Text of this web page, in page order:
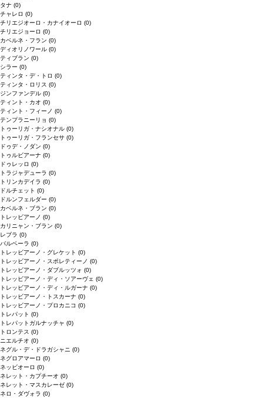
タナ (0)
チャレロ (0)
チリエジオーロ・カナイオーロ (0)
チリエジョーロ (0)
カベルネ・フラン (0)
ディオリノワール (0)
ティブラン (0)
シラー (0)
ティンタ・デ・トロ (0)
ティンタ・ロリス (0)
ジンファンデル (0)
ティント・カオ (0)
ティント・フィーノ (0)
テンプラニーリョ (0)
トゥーリガ・ナシオナル (0)
トゥーリガ・フランセサ (0)
ドゥデ・ノダン (0)
トゥルビアーナ (0)
ドゥレッロ (0)
トラジャデューラ (0)
トリンカデイラ (0)
ドルチェット (0)
ドルンフェルダー (0)
カベルネ・ブラン (0)
トレッビアーノ (0)
カリニャン・ブラン (0)
レブラ (0)
バルベーラ (0)
トレッビアーノ・グレケット (0)
トレッビアーノ・スポレティーノ (0)
トレッビアーノ・ダブルッツォ (0)
トレッビアーノ・ディ・ソアーヴェ (0)
トレッビアーノ・ディ・ルガーナ (0)
トレッビアーノ・トスカーナ (0)
トレッビアーノ・プロカニコ (0)
トレパット (0)
トレパットガルナッチャ (0)
トロンテス (0)
ニエルチオ (0)
ネグル・デ・ドラガシャニ (0)
ネグロアマーロ (0)
ネッビオーロ (0)
ネレット・カプチーオ (0)
ネレット・マスカレーゼ (0)
ネロ・ダヴォラ (0)